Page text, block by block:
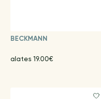
BECKMANN
alates 19.00€